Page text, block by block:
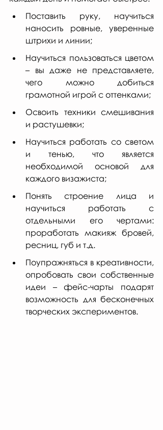
Поставить руку, научиться
наносить ровные, уверенные
штрихи и линии;
Научиться пользоваться цветом
– вы даже не представляете,
чего можно добиться
грамотной игрой с оттенками;
Освоить техники смешивания
и растушевки;
Научиться работать со светом
и тенью, что является
необходимой основой для
каждого визажиста;
Понять строение лица и
научиться работать с
отдельными его чертами:
проработать макияж бровей,
ресниц, губ и т.д.
Поупражняться в креативности,
опробовать свои собственные
идеи – фейс-чарты подарят
возможность для бесконечных
творческих экспериментов.